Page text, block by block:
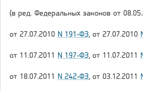
(в ред. Федеральных законов от
от 27.07.2010 N 191-ФЗ, от 27.07.2010
от 11.07.2011 N 197-ФЗ, от 11.07.2011
от 18.07.2011 N 242-ФЗ, от 03.12.2011